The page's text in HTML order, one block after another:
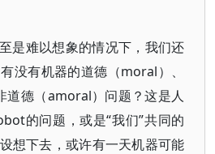
是难以想象的情况下，我们还
没有机器的道德（moral）、
德（amoral）问题？这是人
的问题，或是“我们”共同的
想下去，或许有一天机器可能